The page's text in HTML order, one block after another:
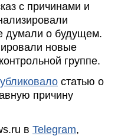
с причинами и
думали о будущем.
новые
группе.
статью о
причину
в Telegram,